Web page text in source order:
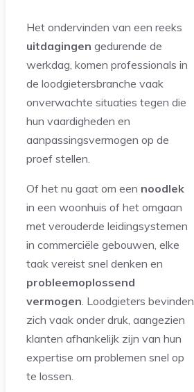
Het ondervinden van een reeks
uitdagingen gedurende de
werkdag, komen professionals in
de loodgietersbranche vaak
onverwachte situaties tegen die
hun vaardigheden en
aanpassingsvermogen op de
proef stellen.
Of het nu gaat om een noodlek
in een woonhuis of het omgaan
met verouderde leidingsystemen
in commerciële gebouwen, elke
taak vereist snel denken en
probleemoplossend
vermogen. Loodgieters bevinden
zich vaak onder druk, aangezien
klanten afhankelijk zijn van hun
expertise om problemen snel op
te lossen.